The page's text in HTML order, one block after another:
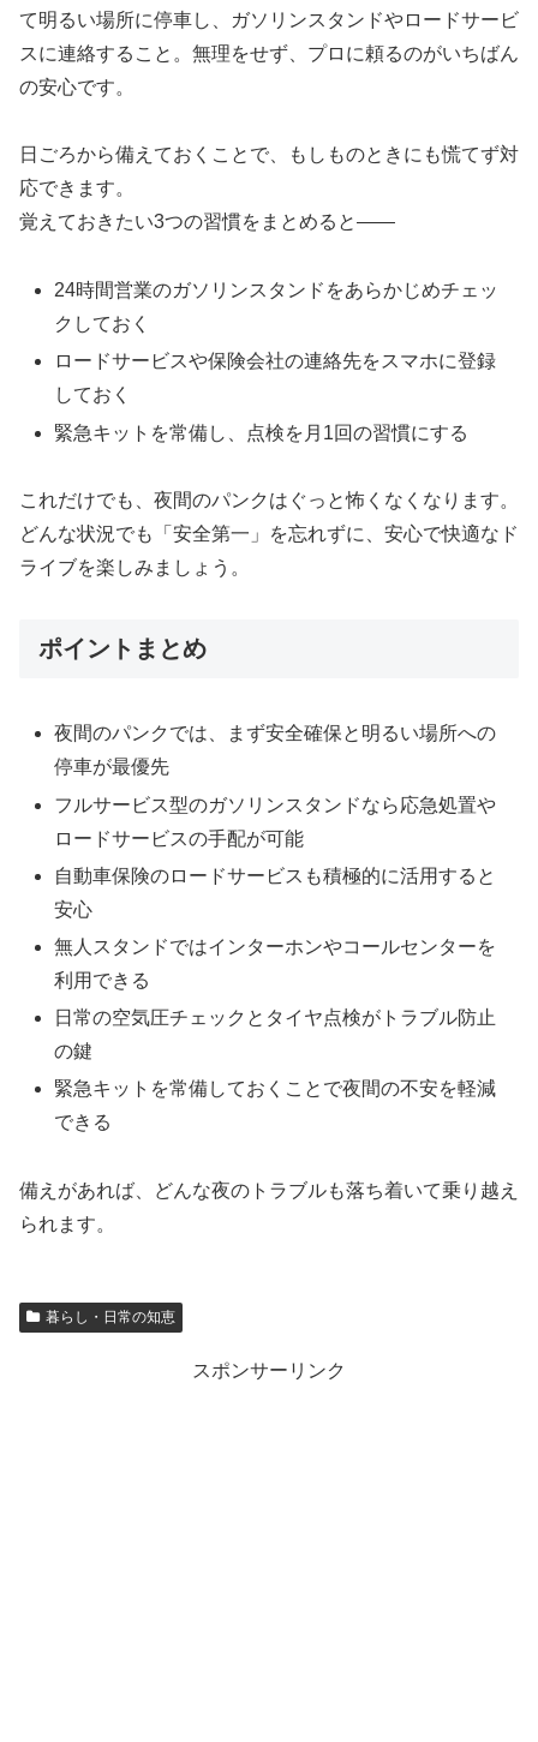
て明るい場所に停車し、ガソリンスタンドやロードサービ
スに連絡すること。無理をせず、プロに頼るのがいちばん
の安心です。
日ごろから備えておくことで、もしものときにも慌てず対
応できます。
覚えておきたい3つの習慣をまとめると——
24時間営業のガソリンスタンドをあらかじめチェッ
クしておく
ロードサービスや保険会社の連絡先をスマホに登録
しておく
緊急キットを常備し、点検を月1回の習慣にする
これだけでも、夜間のパンクはぐっと怖くなくなります。
どんな状況でも「安全第一」を忘れずに、安心で快適なド
ライブを楽しみましょう。
ポイントまとめ
夜間のパンクでは、まず安全確保と明るい場所への
停車が最優先
フルサービス型のガソリンスタンドなら応急処置や
ロードサービスの手配が可能
自動車保険のロードサービスも積極的に活用すると
安心
無人スタンドではインターホンやコールセンターを
利用できる
日常の空気圧チェックとタイヤ点検がトラブル防止
の鍵
緊急キットを常備しておくことで夜間の不安を軽減
できる
備えがあれば、どんな夜のトラブルも落ち着いて乗り越え
られます。
暮らし・日常の知恵
スポンサーリンク